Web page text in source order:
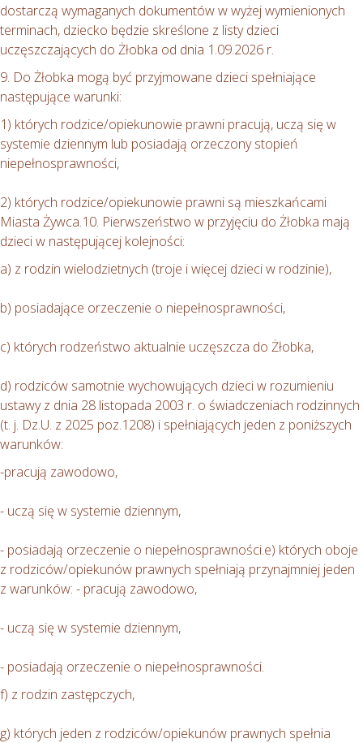
dostarczą wymaganych dokumentów w wyżej wymienionych
terminach, dziecko będzie skreślone z listy dzieci
uczęszczających do Żłobka od dnia 1.09.2026 r.
9. Do Żłobka mogą być przyjmowane dzieci spełniające
następujące warunki:
1) których rodzice/opiekunowie prawni pracują, uczą się w
systemie dziennym lub posiadają orzeczony stopień
niepełnosprawności,
2) których rodzice/opiekunowie prawni są mieszkańcami
Miasta Żywca.10. Pierwszeństwo w przyjęciu do Żłobka mają
dzieci w następującej kolejności:
a) z rodzin wielodzietnych (troje i więcej dzieci w rodzinie),
b) posiadające orzeczenie o niepełnosprawności,
c) których rodzeństwo aktualnie uczęszcza do Żłobka,
d) rodziców samotnie wychowujących dzieci w rozumieniu
ustawy z dnia 28 listopada 2003 r. o świadczeniach rodzinnych
(t. j. Dz.U. z 2025 poz.1208) i spełniających jeden z poniższych
warunków:
-pracują zawodowo,
- uczą się w systemie dziennym,
- posiadają orzeczenie o niepełnosprawności.e) których oboje
z rodziców/opiekunów prawnych spełniają przynajmniej jeden
z warunków: - pracują zawodowo,
- uczą się w systemie dziennym,
- posiadają orzeczenie o niepełnosprawności.
f) z rodzin zastępczych,
g) których jeden z rodziców/opiekunów prawnych spełnia